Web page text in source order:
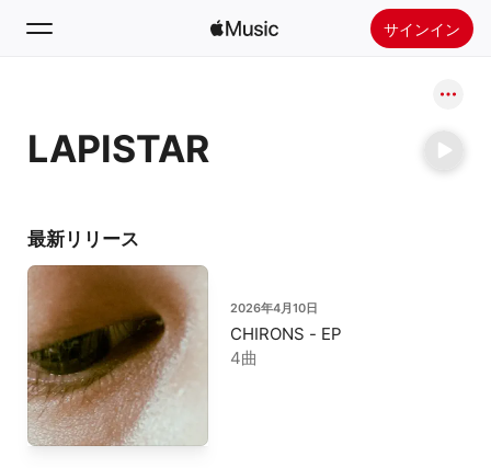
サインイン
ホーム
LAPISTAR
最新リリース
2026年4月10日
CHIRONS - EP
4曲